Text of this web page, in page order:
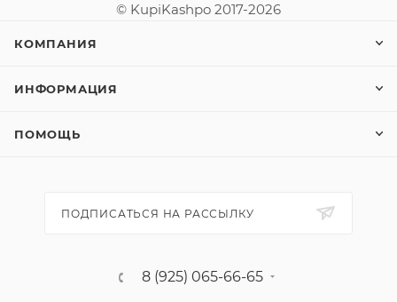
© KupiKashpo 2017-2026
КОМПАНИЯ
ИНФОРМАЦИЯ
ПОМОЩЬ
ПОДПИСАТЬСЯ НА РАССЫЛКУ
8 (925) 065-66-65